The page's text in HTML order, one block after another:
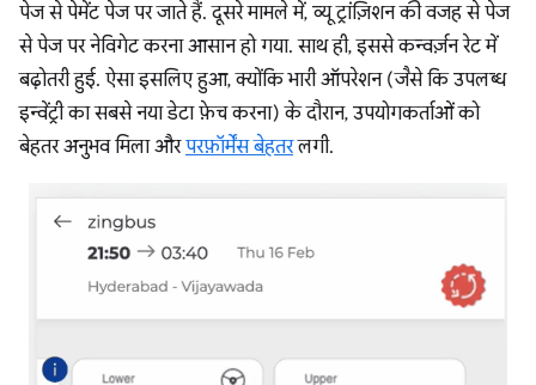
पेज से पेमेंट पेज पर जाते हैं. दूसरे मामले में, व्यू ट्रांज़िशन की वजह से पेज
से पेज पर नेविगेट करना आसान हो गया. साथ ही, इससे कन्वर्ज़न रेट में
बढ़ोतरी हुई. ऐसा इसलिए हुआ, क्योंकि भारी ऑपरेशन (जैसे कि उपलब्ध
इन्वेंट्री का सबसे नया डेटा फ़ेच करना) के दौरान, उपयोगकर्ताओं को
बेहतर अनुभव मिला औरपरफ़ॉर्मेंस बेहतरलगी.